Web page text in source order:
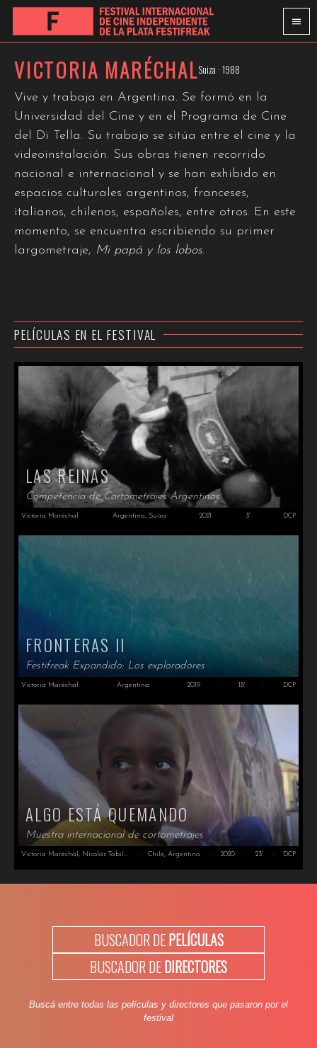
VICTORIA MARÉCHALSuiza · 1988
Vive y trabaja en Argentina. Se formó en la
Universidad del Cine y en el Programa de Cine
del Di Tella. Su trabajo se sitúa entre el cine y la
videoinstalación. Sus obras tienen recorrido
nacional e internacional y se han exhibido en
espacios culturales argentinos, franceses,
italianos, chilenos, españoles, entre otros. En este
momento, se encuentra escribiendo su primer
largometraje, Mi papá y los lobos.
PELÍCULAS EN EL FESTIVAL
LAS REINAS
Competencia de Cortometrajes Argentinos
Victoria Maréchal · Argentina, Suiza · 2021 · 3' · DCP
FRONTERAS II
Festifreak Expandido: Los exploradores
Victoria Maréchal · Argentina · 2019 · 18' · DCP
ALGO ESTÁ QUEMANDO
Muestra internacional de cortometrajes
Victoria Maréchal, Nicolás Tabilo, Macarena Astete · Chile, Argentina · 2020 · 23' · DCP
BUSCADOR DEPELÍCULAS
BUSCADOR DEDIRECTORES
Buscá entre todas las películas y directores que pasaron por el
festival